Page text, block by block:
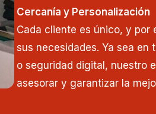
Cercanía y Personalización
Cada cliente es único, y por
sus necesidades. Ya sea en
o seguridad digital, nuestro
asesorar y garantizar la